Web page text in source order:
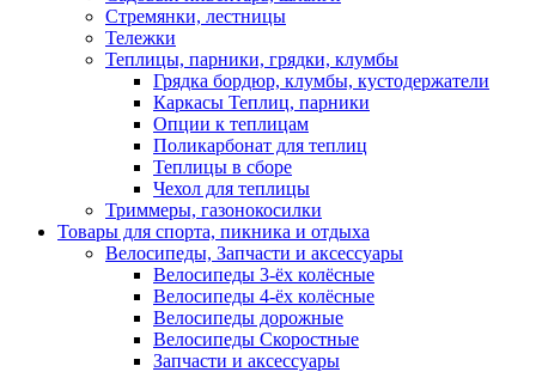
Стремянки, лестницы
Тележки
Теплицы, парники, грядки, клумбы
Грядка бордюр, клумбы, кустодержатели
Каркасы Теплиц, парники
Опции к теплицам
Поликарбонат для теплиц
Теплицы в сборе
Чехол для теплицы
Триммеры, газонокосилки
Товары для спорта, пикника и отдыха
Велосипеды, Запчасти и аксессуары
Велосипеды 3-ёх колёсные
Велосипеды 4-ёх колёсные
Велосипеды дорожные
Велосипеды Скоростные
Запчасти и аксессуары